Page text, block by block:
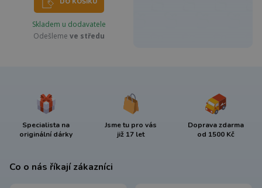
Skladem u dodavatele
Odešleme ve středu
Specialista na
originální dárky
Jsme tu pro vás
již 17 let
Doprava zdarma
od 1500 Kč
Co o nás říkají zákazníci